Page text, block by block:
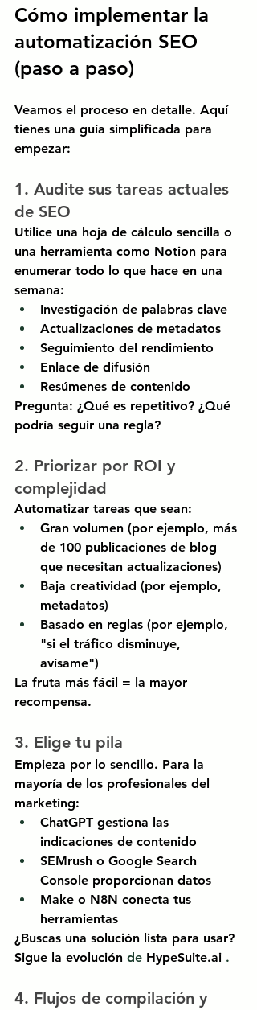
Cómo implementar la
automatización SEO
(paso a paso)
Veamos el proceso en detalle. Aquí
tienes una guía simplificada para
empezar:
1. Audite sus tareas actuales
de SEO
Utilice una hoja de cálculo sencilla o
una herramienta como Notion para
enumerar todo lo que hace en una
semana:
Investigación de palabras clave
Actualizaciones de metadatos
Seguimiento del rendimiento
Enlace de difusión
Resúmenes de contenido
Pregunta: ¿Qué es repetitivo? ¿Qué
podría seguir una regla?
2. Priorizar por ROI y
complejidad
Automatizar tareas que sean:
Gran volumen (por ejemplo, más
de 100 publicaciones de blog
que necesitan actualizaciones)
Baja creatividad (por ejemplo,
metadatos)
Basado en reglas (por ejemplo,
"si el tráfico disminuye,
avísame")
La fruta más fácil = la mayor
recompensa.
3. Elige tu pila
Empieza por lo sencillo. Para la
mayoría de los profesionales del
marketing:
ChatGPT gestiona las
indicaciones de contenido
SEMrush o Google Search
Console proporcionan datos
Make o N8N conecta tus
herramientas
¿Buscas una solución lista para usar?
Sigue la evolución de HypeSuite.ai .
4. Flujos de compilación y